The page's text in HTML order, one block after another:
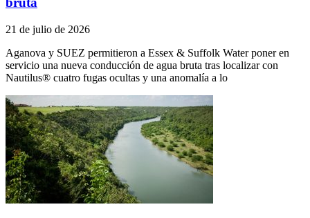
21 de julio de 2026
Aganova y SUEZ permitieron a Essex & Suffolk Water poner en
servicio una nueva conducción de agua bruta tras localizar con
Nautilus® cuatro fugas ocultas y una anomalía a lo